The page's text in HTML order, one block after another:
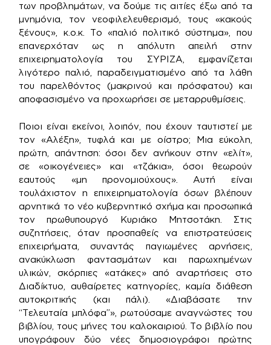
των προβλημάτων, να δούμε τις αιτίες έξω από τα
μνημόνια, τον νεοφιλελευθερισμό, τους «κακούς
ξένους», κ.ο.κ. Το «παλιό πολιτικό σύστημα», που
επανερχόταν ως η απόλυτη απειλή στην
επιχειρηματολογία του ΣΥΡΙΖΑ, εμφανίζεται
λιγότερο παλιό, παραδειγματισμένο από τα λάθη
του παρελθόντος (μακρινού και πρόσφατου) και
αποφασισμένο να προχωρήσει σε μεταρρυθμίσεις.
Ποιοι είναι εκείνοι, λοιπόν, που έχουν ταυτιστεί με
τον «Αλέξη», τυφλά και με οίστρο; Μια εύκολη,
πρώτη, απάντηση: όσοι δεν ανήκουν στην «ελίτ»,
σε «οικογένειες» και «τζάκια», όσοι θεωρούν
εαυτούς «μη προνομιούχους». Αυτή είναι
τουλάχιστον η επιχειρηματολογία όσων βλέπουν
αρνητικά το νέο κυβερνητικό σχήμα και προσωπικά
τον πρωθυπουργό Κυριάκο Μητσοτάκη. Στις
συζητήσεις, όταν προσπαθείς να επιστρατεύσεις
επιχειρήματα, συναντάς παγιωμένες αρνήσεις,
ανακύκλωση φαντασμάτων και παρωχημένων
υλικών, σκόρπιες «ατάκες» από αναρτήσεις στο
Διαδίκτυο, αυθαίρετες κατηγορίες, καμία διάθεση
αυτοκριτικής (και πάλι). «Διαβάσατε την
“Τελευταία μπλόφα”», ρωτούσαμε αναγνώστες του
βιβλίου, τους μήνες του καλοκαιριού. Το βιβλίο που
υπογράφουν δύο νέες δημοσιογράφοι πρώτης